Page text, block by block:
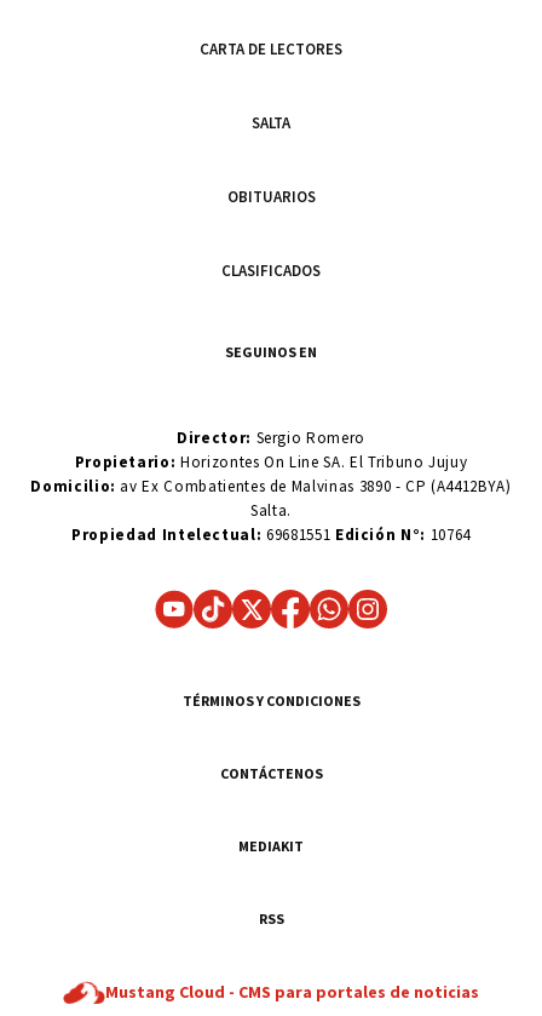
CARTA DE LECTORES
SALTA
OBITUARIOS
CLASIFICADOS
SEGUINOS EN
Director: Sergio Romero
Propietario:Horizontes On Line SA. El Tribuno Jujuy
Domicilio: av Ex Combatientes de Malvinas 3890 - CP (A4412BYA)
Salta.
Propiedad Intelectual: 69681551 Edición N°: 10764
TÉRMINOS Y CONDICIONES
CONTÁCTENOS
MEDIAKIT
RSS
Mustang Cloud - CMS para portales de noticias